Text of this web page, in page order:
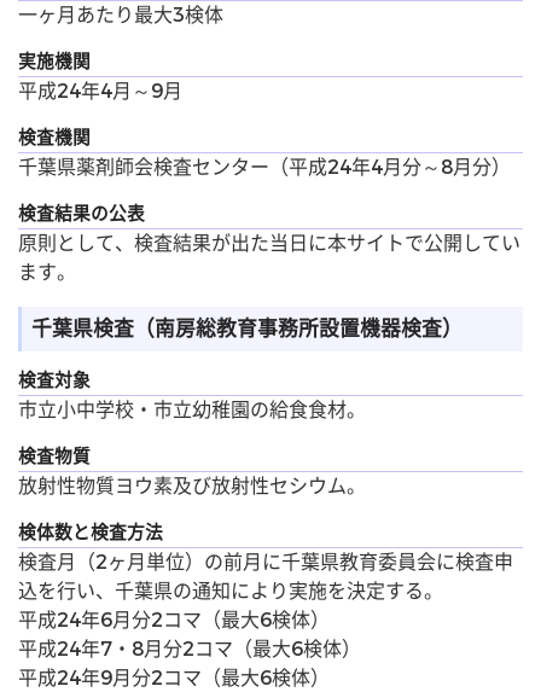
一ヶ月あたり最大3検体
実施機関
平成24年4月～9月
検査機関
千葉県薬剤師会検査センター（平成24年4月分～8月分）
検査結果の公表
原則として、検査結果が出た当日に本サイトで公開してい
ます。
千葉県検査（南房総教育事務所設置機器検査）
検査対象
市立小中学校・市立幼稚園の給食食材。
検査物質
放射性物質ヨウ素及び放射性セシウム。
検体数と検査方法
検査月（2ヶ月単位）の前月に千葉県教育委員会に検査申
込を行い、千葉県の通知により実施を決定する。
平成24年6月分2コマ（最大6検体）
平成24年7・8月分2コマ（最大6検体）
平成24年9月分2コマ（最大6検体）